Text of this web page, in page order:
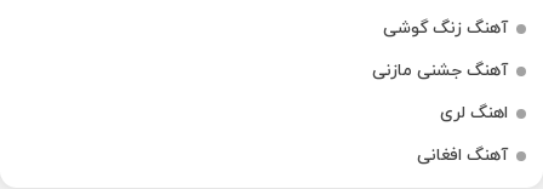
آهنگ زنگ گوشی
آهنگ جشنی مازنی
اهنگ لری
آهنگ افغانی